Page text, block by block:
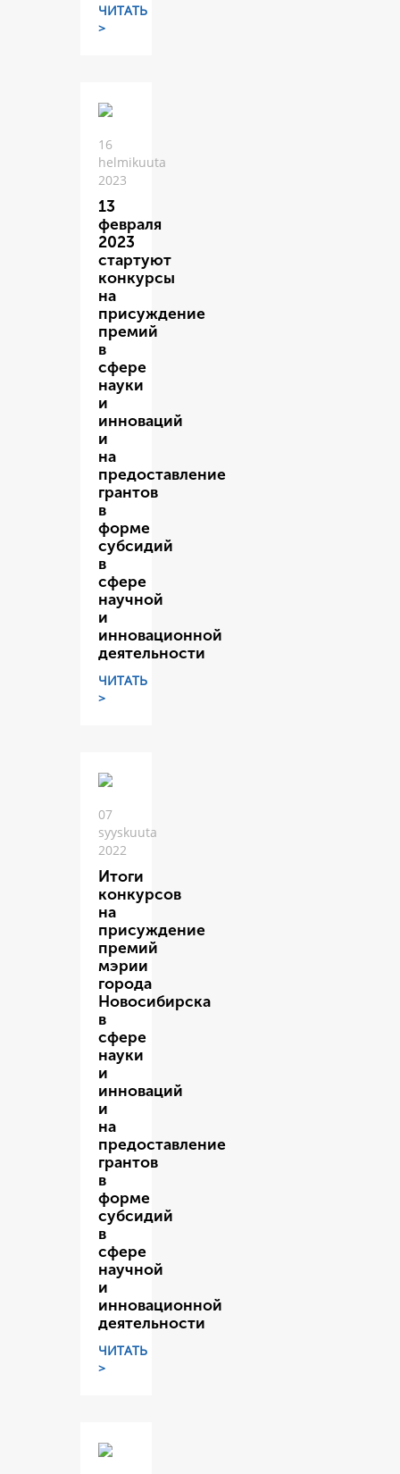
ЧИТАТЬ
>
16
helmikuuta
2023
13
февраля
2023
стартуют
конкурсы
на
присуждение
премий
в
сфере
науки
и
инноваций
и
на
предоставление
грантов
в
форме
субсидий
в
сфере
научной
и
инновационной
деятельности
ЧИТАТЬ
>
07
syyskuuta
2022
Итоги
конкурсов
на
присуждение
премий
мэрии
города
Новосибирска
в
сфере
науки
и
инноваций
и
на
предоставление
грантов
в
форме
субсидий
в
сфере
научной
и
инновационной
деятельности
ЧИТАТЬ
>